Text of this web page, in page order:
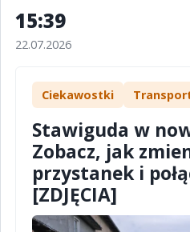
15:39
22.07.2026
Ciekawostki
Stawiguda w
Zobacz, jak
przystanek i
[ZDJĘCIA]